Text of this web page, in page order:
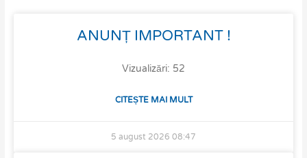
ANUNȚ IMPORTANT !
Vizualizări: 52
CITEȘTE MAI MULT
5 august 2026 08:47